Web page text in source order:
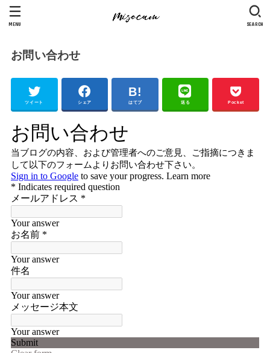
SEARCH
MENU
お問い合わせ
ツイート シェア はてブ 送る Pocket